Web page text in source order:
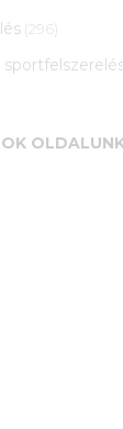
(296)